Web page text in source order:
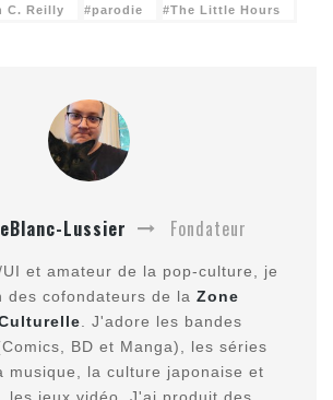
C. Reilly parodie The Little Hours
Lussier Fondateur
UI et amateur de la pop-culture, je
des cofondateurs de la Zone
. J'adore les bandes
BD et Manga), les séries
musique, la culture japonaise et